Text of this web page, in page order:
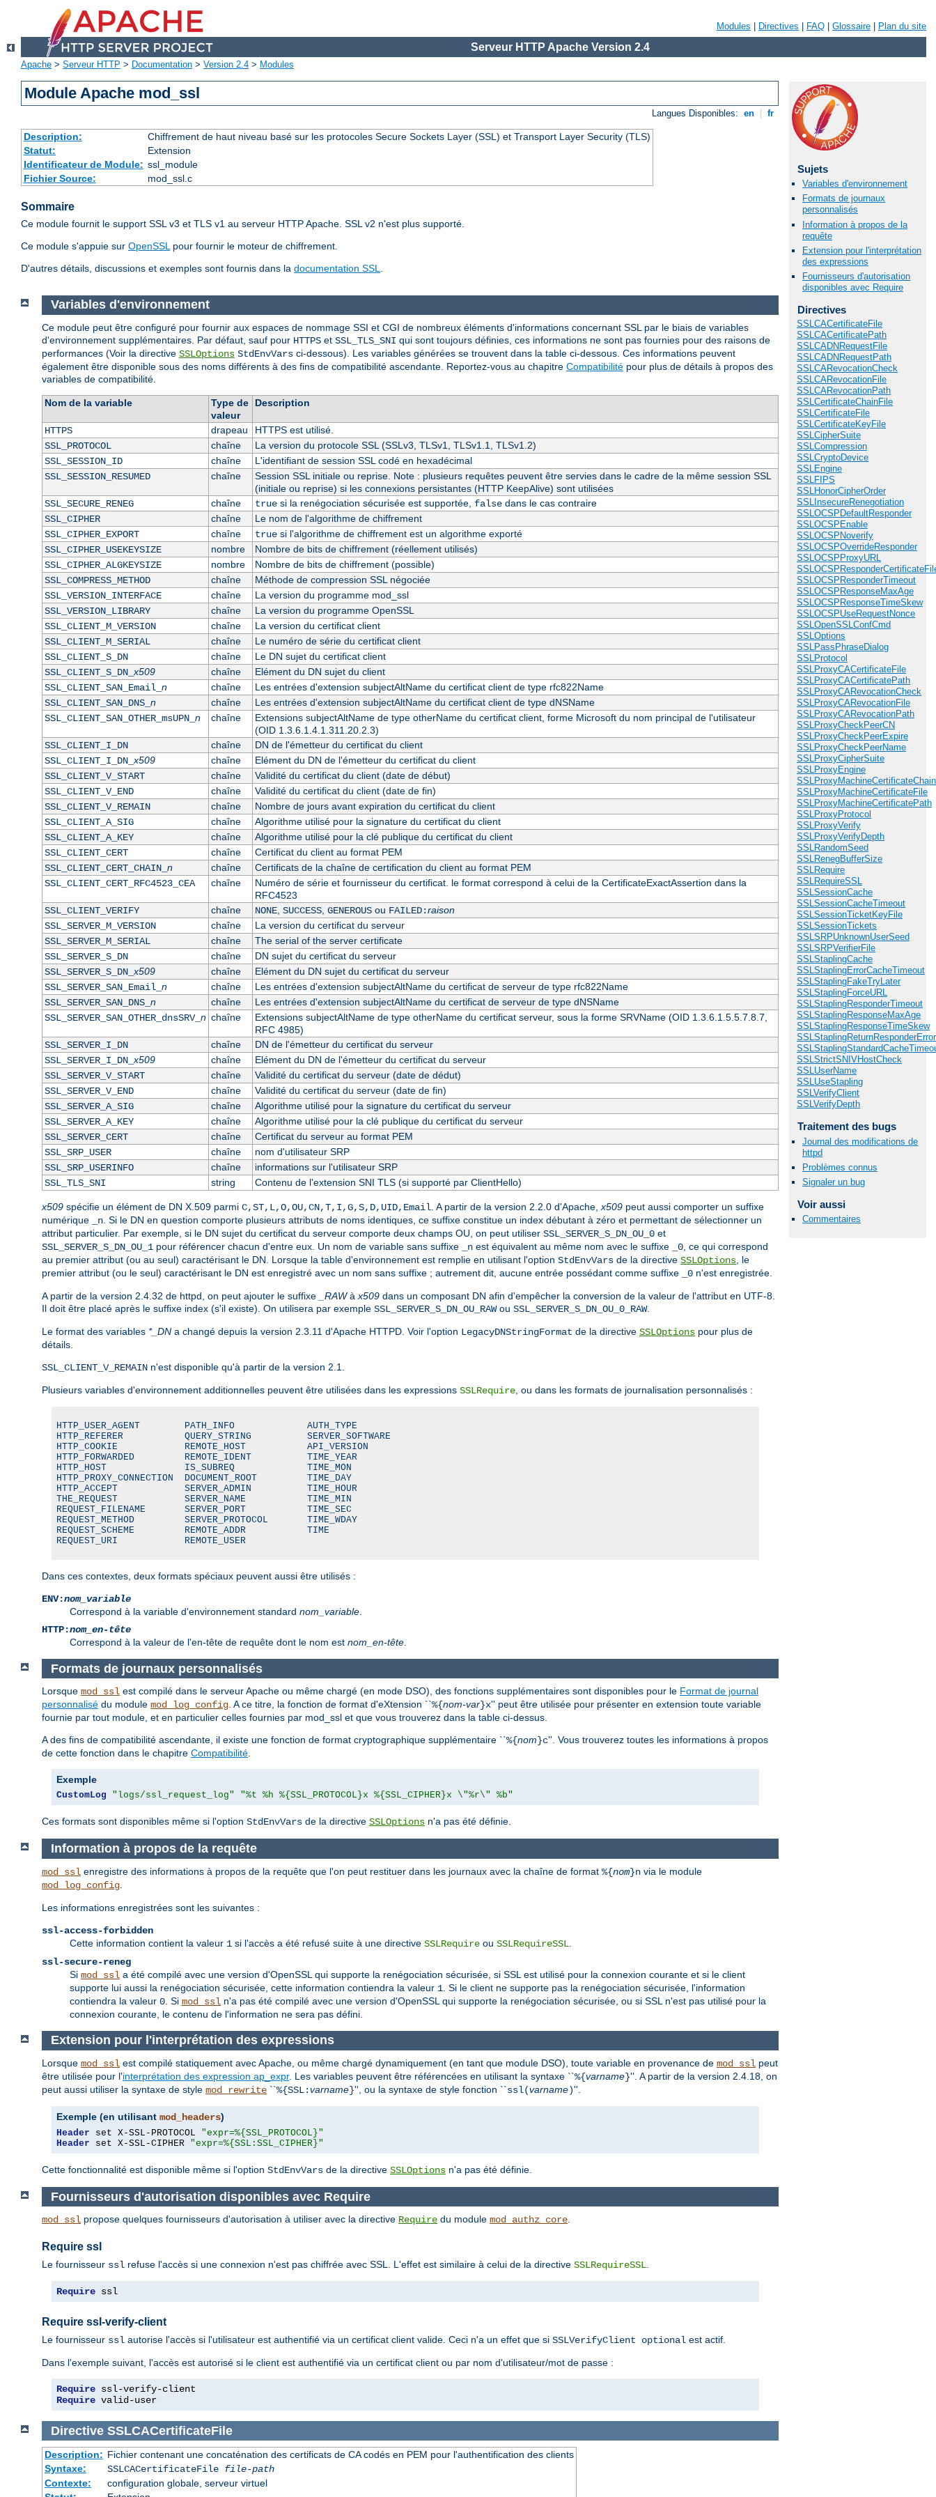
Modules Directives FAQ Glossaire Plan du site
Serveur HTTP Apache Version 2.4
Apache > Serveur HTTP > Documentation > Version 2.4 > Modules
Module Apache mod_ssl
Langues Disponibles: en fr
Description:
Chiffrement de haut niveau basé sur les protocoles Secure Sockets Layer (SSL) et Transport Layer Security (TLS)
Statut:
Extension
Identificateur de Module: ssl_module
Fichier Source:
mod_ssl.c
Sommaire
Ce module fournit le support SSL v3 et TLS v1 au serveur HTTP Apache. SSL v2 n'est plus supporté.
Ce module s'appuie sur OpenSSLpour fournir le moteur de chiffrement.
D'autres détails, discussions et exemples sont fournis dans la documentation SSL.
Sujets
Variables d'environnement
Formats de journaux
personnalisés
Information à propos de la
requête
Extension pour l'interprétation
des expressions
Fournisseurs d'autorisation
disponibles avec Require
Directives
SSLCACertificateFile
SSLCACertificatePath
SSLCADNRequestFile
SSLCADNRequestPath
SSLCARevocationCheck
SSLCARevocationFile
SSLCARevocationPath
SSLCertificateChainFile
SSLCertificateFile
SSLCertificateKeyFile
SSLCipherSuite
SSLCompression
SSLCryptoDevice
SSLEngine
SSLFIPS
SSLHonorCipherOrder
SSLInsecureRenegotiation
SSLOCSPDefaultResponder
SSLOCSPEnable
SSLOCSPNoverify
SSLOCSPOverrideResponder
SSLOCSPProxyURL
SSLOCSPResponderTimeout
SSLOCSPResponseMaxAge
SSLOCSPResponseTimeSkew
SSLOCSPUseRequestNonce
SSLOpenSSLConfCmd
SSLOptions
SSLPassPhraseDialog
SSLProtocol
SSLProxyCACertificateFile
SSLProxyCACertificatePath
SSLProxyCARevocationCheck
SSLProxyCARevocationFile
SSLProxyCARevocationPath
SSLProxyCheckPeerCN
SSLProxyCheckPeerExpire
SSLProxyCheckPeerName
SSLProxyCipherSuite
SSLProxyEngine
SSLProxyMachineCertificateFile
SSLProxyMachineCertificatePath
SSLProxyProtocol
SSLProxyVerify
SSLProxyVerifyDepth
SSLRandomSeed
SSLRenegBufferSize
SSLRequire
SSLRequireSSL
SSLSessionCache
SSLSessionCacheTimeout
SSLSessionTicketKeyFile
SSLSessionTickets
SSLSRPUnknownUserSeed
SSLSRPVerifierFile
SSLStaplingCache
SSLStaplingErrorCacheTimeout
SSLStaplingFakeTryLater
SSLStaplingForceURL
SSLStaplingResponderTimeout
SSLStaplingResponseMaxAge
SSLStaplingResponseTimeSkew
SSLStrictSNIVHostCheck
SSLUserName
SSLUseStapling
SSLVerifyClient
SSLVerifyDepth
Traitement des bugs
Journal des modifications de
httpd
Problèmes connus
Signaler un bug
Voir aussi
Commentaires
Variables d'environnement
Ce module peut être configuré pour fournir aux espaces de nommage SSI et CGI de nombreux éléments d'informations concernant SSL par le biais de variables
d'environnement supplémentaires. Par défaut, sauf pour HTTPS et SSL_TLS_SNI qui sont toujours définies, ces informations ne sont pas fournies pour des raisons de
performances (Voir la directive SSLOptions StdEnvVars ci-dessous). Les variables générées se trouvent dans la table ci-dessous. Ces informations peuvent
également être disponible sous des noms différents à des fins de compatibilité ascendante. Reportez-vous au chapitre Compatibilité pour plus de détails à propos des
variables de compatibilité.
Nom de la variable
Type de
valeur
Description
HTTPS drapeau
HTTPS est utilisé.
SSL_PROTOCOL
chaîne
La version du protocole SSL (SSLv3, TLSv1, TLSv1.1, TLSv1.2)
SSL_SESSION_ID
chaîne
L'identifiant de session SSL codé en hexadécimal
SSL_SESSION_RESUMED
chaîne
Session SSL initiale ou reprise. Note : plusieurs requêtes peuvent être servies dans le cadre de la même session SSL
(initiale ou reprise) si les connexions persistantes (HTTP KeepAlive) sont utilisées
SSL_SECURE_RENEG
chaîne truesi la renégociation sécurisée est supportée, falsedans le cas contraire
SSL_CIPHER
chaîne
Le nom de l'algorithme de chiffrement
SSL_CIPHER_EXPORT
chaîne truesi l'algorithme de chiffrement est un algorithme exporté
SSL_CIPHER_USEKEYSIZE
nombre
Nombre de bits de chiffrement (réellement utilisés)
SSL_CIPHER_ALGKEYSIZE
nombre
Nombre de bits de chiffrement (possible)
SSL_COMPRESS_METHOD
chaîne
Méthode de compression SSL négociée
SSL_VERSION_INTERFACE
chaîne
La version du programme mod_ssl
SSL_VERSION_LIBRARY
chaîne
La version du programme OpenSSL
SSL_CLIENT_M_VERSION
chaîne
La version du certificat client
SSL_CLIENT_M_SERIAL
chaîne
Le numéro de série du certificat client
SSL_CLIENT_S_DN
chaîne
Le DN sujet du certificat client
SSL_CLIENT_S_DN_x509 chaîne
Elément du DN sujet du client
SSL_CLIENT_SAN_Email_ n chaîne
Les entrées d'extension subjectAltName du certificat client de type rfc822Name
SSL_CLIENT_SAN_DNS_ n chaîne
Les entrées d'extension subjectAltName du certificat client de type dNSName
SSL_CLIENT_SAN_OTHER_msUPN_ n chaîne
Extensions subjectAltName de type otherName du certificat client, forme Microsoft du nom principal de l'utilisateur
(OID 1.3.6.1.4.1.311.20.2.3)
SSL_CLIENT_I_DN
chaîne
DN de l'émetteur du certificat du client
SSL_CLIENT_I_DN_x509 chaîne
Elément du DN de l'émetteur du certificat du client
SSL_CLIENT_V_START
chaîne
Validité du certificat du client (date de début)
SSL_CLIENT_V_END
chaîne
Validité du certificat du client (date de fin)
SSL_CLIENT_V_REMAIN
chaîne
Nombre de jours avant expiration du certificat du client
SSL_CLIENT_A_SIG
chaîne
Algorithme utilisé pour la signature du certificat du client
SSL_CLIENT_A_KEY
chaîne
Algorithme utilisé pour la clé publique du certificat du client
SSL_CLIENT_CERT
chaîne
Certificat du client au format PEM
SSL_CLIENT_CERT_CHAIN_ n chaîne
Certificats de la chaîne de certification du client au format PEM
SSL_CLIENT_CERT_RFC4523_CEA
chaîne
Numéro de série et fournisseur du certificat. le format correspond à celui de la CertificateExactAssertion dans la
RFC4523
SSL_CLIENT_VERIFY
chaîne NONE, SUCCESS, GENEROUSou FAILED:raison
SSL_SERVER_M_VERSION
chaîne
La version du certificat du serveur
SSL_SERVER_M_SERIAL
chaîne
The serial of the server certificate
SSL_SERVER_S_DN
chaîne
DN sujet du certificat du serveur
SSL_SERVER_S_DN_x509 chaîne
Elément du DN sujet du certificat du serveur
SSL_SERVER_SAN_Email_ n chaîne
Les entrées d'extension subjectAltName du certificat de serveur de type rfc822Name
SSL_SERVER_SAN_DNS_ n chaîne
Les entrées d'extension subjectAltName du certificat de serveur de type dNSName
SSL_SERVER_SAN_OTHER_dnsSRV_ n chaîne
Extensions subjectAltName de type otherName du certificat serveur, sous la forme SRVName (OID 1.3.6.1.5.5.7.8.7,
RFC 4985)
SSL_SERVER_I_DN
chaîne
DN de l'émetteur du certificat du serveur
SSL_SERVER_I_DN_x509 chaîne
Elément du DN de l'émetteur du certificat du serveur
SSL_SERVER_V_START
chaîne
Validité du certificat du serveur (date de dédut)
SSL_SERVER_V_END
chaîne
Validité du certificat du serveur (date de fin)
SSL_SERVER_A_SIG
chaîne
Algorithme utilisé pour la signature du certificat du serveur
SSL_SERVER_A_KEY
chaîne
Algorithme utilisé pour la clé publique du certificat du serveur
SSL_SERVER_CERT
chaîne
Certificat du serveur au format PEM
SSL_SRP_USER
chaîne
nom d'utilisateur SRP
SSL_SRP_USERINFO
chaîne
informations sur l'utilisateur SRP
SSL_TLS_SNI
string Contenu de l'extension SNI TLS (si supporté par ClientHello)
x509 spécifie un élément de DN X.509 parmi C,ST,L,O,OU,CN,T,I,G,S,D,UID,Email . A partir de la version 2.2.0 d'Apache, x509 peut aussi comporter un suffixe
numérique
_n . Si le DN en question comporte plusieurs attributs de noms identiques, ce suffixe constitue un index débutant à zéro et permettant de sélectionner un
attribut particulier. Par exemple, si le DN sujet du certificat du serveur comporte deux champs OU, on peut utiliser SSL_SERVER_S_DN_OU_0 et
SSL_SERVER_S_DN_OU_1 pour référencer chacun d'entre eux. Un nom de variable sans suffixe _n est équivalent au même nom avec le suffixe _0 , ce qui correspond
au premier attribut (ou au seul) caractérisant le DN. Lorsque la table d'environnement est remplie en utilisant l'option StdEnvVars de la directive SSLOptions , le
premier attribut (ou le seul) caractérisant le DN est enregistré avec un nom sans suffixe ; autrement dit, aucune entrée possédant comme suffixe
_0 n'est enregistrée.
A partir de la version 2.4.32 de httpd, on peut ajouter le suffixe _RAWà x509 dans un composant DN afin d'empêcher la conversion de la valeur de l'attribut en UTF-8.
Il doit être placé après le suffixe index (s'il existe). On utilisera par exemple SSL_SERVER_S_DN_OU_RAWou SSL_SERVER_S_DN_OU_0_RAW.
Le format des variables *_DN a changé depuis la version 2.3.11 d'Apache HTTPD. Voir l'option LegacyDNStringFormat de la directive SSLOptions pour plus de
détails.
SSL_CLIENT_V_REMAIN n'est disponible qu'à partir de la version 2.1.
Plusieurs variables d'environnement additionnelles peuvent être utilisées dans les expressions SSLRequire , ou dans les formats de journalisation personnalisés :
HTTP_USER_AGENT        PATH_INFO             AUTH_TYPE
HTTP_REFERER           QUERY_STRING          SERVER_SOFTWARE
HTTP_COOKIE            REMOTE_HOST           API_VERSION
HTTP_FORWARDED         REMOTE_IDENT          TIME_YEAR
HTTP_HOST              IS_SUBREQ             TIME_MON
HTTP_PROXY_CONNECTION  DOCUMENT_ROOT         TIME_DAY
HTTP_ACCEPT            SERVER_ADMIN          TIME_HOUR
THE_REQUEST            SERVER_NAME           TIME_MIN
REQUEST_FILENAME       SERVER_PORT           TIME_SEC
REQUEST_METHOD         SERVER_PROTOCOL       TIME_WDAY
REQUEST_SCHEME         REMOTE_ADDR           TIME
REQUEST_URI            REMOTE_USER
Dans ces contextes, deux formats spéciaux peuvent aussi être utilisés :
ENV:nom_variable
Correspond à la variable d'environnement standard nom_variable
HTTP:nom_en-tête
Correspond à la valeur de l'en-tête de requête dont le nom est nom_en-tête
Formats de journaux personnalisés
Lorsque mod_ssl est compilé dans le serveur Apache ou même chargé (en mode DSO), des fonctions supplémentaires sont disponibles pour le Format de journal
personnalisé du module mod_log_config. A ce titre, la fonction de format d'eXtension ``%{nom-var}x'' peut être utilisée pour présenter en extension toute variable
fournie par tout module, et en particulier celles fournies par mod_ssl et que vous trouverez dans la table ci-dessus.
A des fins de compatibilité ascendante, il existe une fonction de format cryptographique supplémentaire ``%{nom}c''. Vous trouverez toutes les informations à propos
de cette fonction dans le chapitre Compatibilité.
Exemple
CustomLog "logs/ssl_request_log" "%t %h %{SSL_PROTOCOL}x %{SSL_CIPHER}x \"%r\" %b"
Ces formats sont disponibles même si l'option StdEnvVars de la directive SSLOptions n'a pas été définie.
Information à propos de la requête
mod_ssl enregistre des informations à propos de la requête que l'on peut restituer dans les journaux avec la chaîne de format %{nom}n via le module
mod_log_config
Les informations enregistrées sont les suivantes :
ssl-access-forbidden
Cette information contient la valeur 1 si l'accès a été refusé suite à une directive SSLRequire ou SSLRequireSSL
ssl-secure-reneg
Si mod_ssl a été compilé avec une version d'OpenSSL qui supporte la renégociation sécurisée, si SSL est utilisé pour la connexion courante et si le client
supporte lui aussi la renégociation sécurisée, cette information contiendra la valeur 1 . Si le client ne supporte pas la renégociation sécurisée, l'information
contiendra la valeur 0 . Si mod_ssl n'a pas été compilé avec une version d'OpenSSL qui supporte la renégociation sécurisée, ou si SSL n'est pas utilisé pour la
connexion courante, le contenu de l'information ne sera pas défini.
Extension pour l'interprétation des expressions
Lorsque mod_ssl est compilé statiquement avec Apache, ou même chargé dynamiquement (en tant que module DSO), toute variable en provenance de mod_ssl peut
être utilisée pour l'interprétation des expression ap_expr. Les variables peuvent être référencées en utilisant la syntaxe ``%{varname}''. A partir de la version 2.4.18, on
peut aussi utiliser la syntaxe de style mod_rewrite ``%{SSL:varname}'', ou la syntaxe de style fonction ``ssl(varname)''.
Exemple (en utilisant mod_headers)
Header set X-SSL-PROTOCOL "expr=%{SSL_PROTOCOL}"
Header set X-SSL-CIPHER "expr=%{SSL:SSL_CIPHER}"
Cette fonctionnalité est disponible même si l'option StdEnvVars de la directive SSLOptions n'a pas été définie.
Fournisseurs d'autorisation disponibles avec Require
mod_ssl propose quelques fournisseurs d'autorisation à utiliser avec la directive Require du module mod_authz_core.
Require ssl
Le fournisseur ssl refuse l'accès si une connexion n'est pas chiffrée avec SSL. L'effet est similaire à celui de la directive SSLRequireSSL
Require ssl
Require ssl-verify-client
Le fournisseur ssl autorise l'accès si l'utilisateur est authentifié via un certificat client valide. Ceci n'a un effet que si SSLVerifyClient optional est actif.
Dans l'exemple suivant, l'accès est autorisé si le client est authentifié via un certificat client ou par nom d'utilisateur/mot de passe :
Require
Require valid-user
Directive SSLCACertificateFile
Description: Fichier contenant une concaténation des certificats de CA codés en PEM pour l'authentification des clients
Syntaxe:
SSLCACertificateFile file-path
Contexte:
configuration globale, serveur virtuel